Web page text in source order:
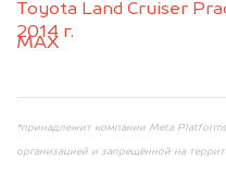
Toyota Land Cruiser
2014 г.
+79584983298 по
MAX
*принадлежит компании Meta
организацией и запрещённой на